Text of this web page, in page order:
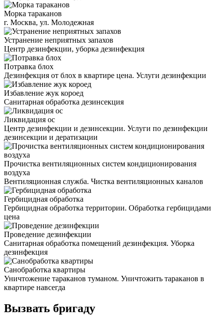
Морка тараканов
г. Москва, ул. Молодежная
Устранение неприятных запахов
Центр дезинфекции, уборка дезинфекция
Потравка блох
Дезинфекция от блох в квартире цена. Услуги дезинфекции
Избавление жук короед
Санитарная обработка дезинсекция
Ликвидация ос
Центр дезинфекции и дезинсекции. Услуги по дезинфекции
дезинсекции и дератизации
Прочистка вентиляционных систем кондиционирования
воздуха
Вентиляционная служба. Чистка вентиляционных каналов
Гербицидная обработка
Гербицидная обработка территории. Обработка гербицидами
цена
Проведение дезинфекции
Санитарная обработка помещений дезинфекция. Уборка
дезинфекция
Санобработка квартиры
Уничтожение тараканов туманом. Уничтожить тараканов в
квартире навсегда
Вызвать бригаду